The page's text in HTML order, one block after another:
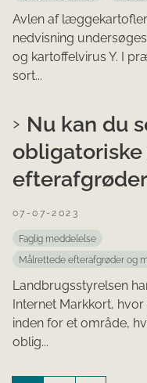
Avlen af
nedvisning
og kartoffelvirus Y. I
sort...
Nu kan du
07-07-2023
Faglig meddelelse
Målrettede efterafgrøder og
Landbrugsstyrelsen
Internet Markkort,
inden for et område,
oblig...